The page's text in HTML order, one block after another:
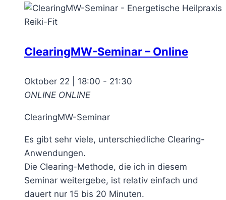
ClearingMW-Seminar – Online
Oktober 22 | 18:00 - 21:30
ONLINE ONLINE
ClearingMW-Seminar
Es gibt sehr viele, unterschiedliche Clearing-
Anwendungen.
Die Clearing-Methode, die ich in diesem
Seminar weitergebe, ist relativ einfach und
dauert nur 15 bis 20 Minuten.